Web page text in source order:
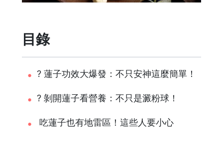
目錄
? 蓮子功效大爆發：不只安神這麼簡單！
? 剝開蓮子看營養：不只是澱粉球！
️ 吃蓮子也有地雷區！這些人要小心